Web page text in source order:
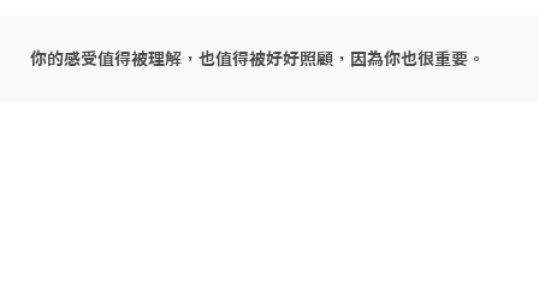
你的感受值得被理解，也值得被好好照顧，因為你也很重要。